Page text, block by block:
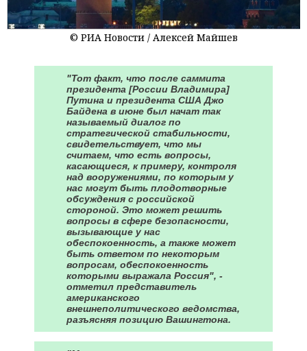
© РИА Новости / Алексей Майшев
"Тот факт, что после саммита
президента [России Владимира]
Путина и президента США Джо
Байдена в июне был начат так
называемый диалог по
стратегической стабильности,
свидетельствует, что мы
считаем, что есть вопросы,
касающиеся, к примеру, контроля
над вооружениями, по которым у
нас могут быть плодотворные
обсуждения с российской
стороной. Это может решить
вопросы в сфере безопасности,
вызывающие у нас
обеспокоенность, а также может
быть ответом по некоторым
вопросам, обеспокоенность
которыми выражала Россия", -
отметил представитель
американского
внешнеполитического ведомства,
разъясняя позицию Вашингтона.